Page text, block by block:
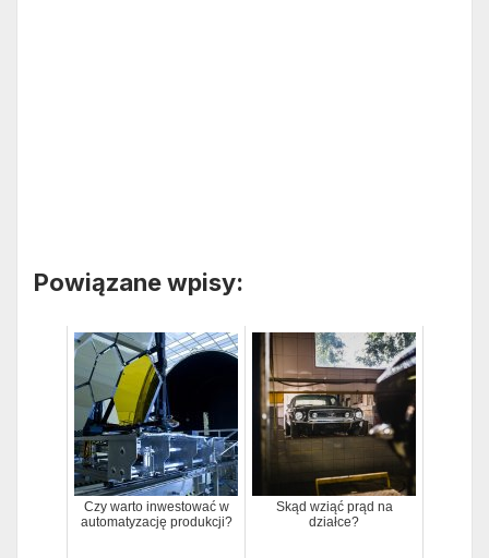
Powiązane wpisy:
Czy warto inwestować w
automatyzację produkcji?
Skąd wziąć prąd na
działce?